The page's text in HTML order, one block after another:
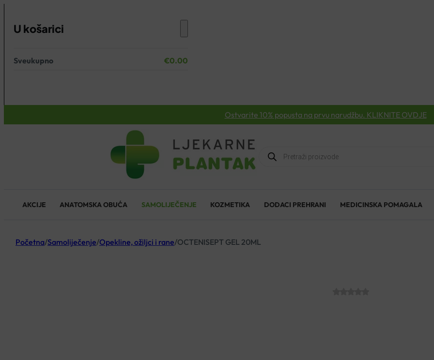
U košarici
Nema proizvoda u košarici.
Sveukupno €0.00
Ostvarite 10% popusta na prvu narudžbu. KLIKNITE OVDJE
Products
search
AKCIJE ANATOMSKA OBUĆA SAMOLIJEČENJE KOZMETIKA DODACI PREHRANI MEDICINSKA POMAGALA
Početna/Samoliječenje/Opekline, ožiljci i rane/OCTENISEPT GEL 20ML